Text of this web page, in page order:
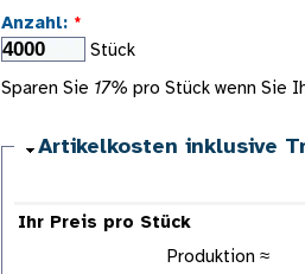
Anzahl: *
Stück
Sparen Sie 17% pro Stück wenn Sie
Artikelkosten inklusive
Ihr Preis pro Stück
Produktion ≈